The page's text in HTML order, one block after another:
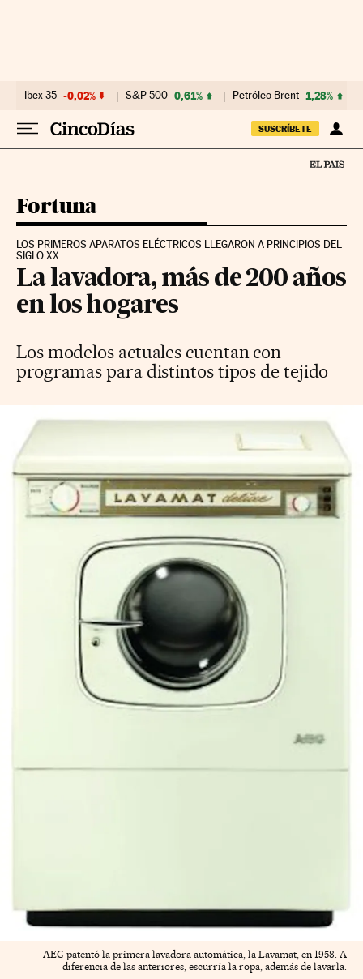
Ibex 35 -0,02% S&P 500 0,61% Petróleo Brent 1,28%
SUSCRÍBETE
Fortuna
LOS PRIMEROS APARATOS ELÉCTRICOS LLEGARON A PRINCIPIOS DEL
SIGLO XX
La lavadora, más de 200 años
en los hogares
Los modelos actuales cuentan con
programas para distintos tipos de tejido
AEG patentó la primera lavadora automática, la Lavamat, en 1958. A
diferencia de las anteriores, escurría la ropa, además de lavarla.